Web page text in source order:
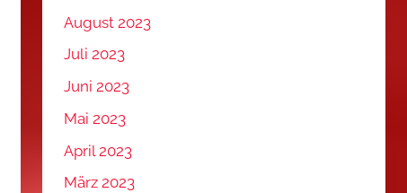
August 2023
Juli 2023
Juni 2023
Mai 2023
April 2023
März 2023